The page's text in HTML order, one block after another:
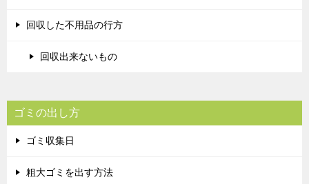
回収した不用品の行方
回収出来ないもの
ゴミの出し方
ゴミ収集日
粗大ゴミを出す方法